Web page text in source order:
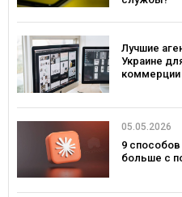
Лучшие
Украине
коммерции
05.05.2026
9
больше с